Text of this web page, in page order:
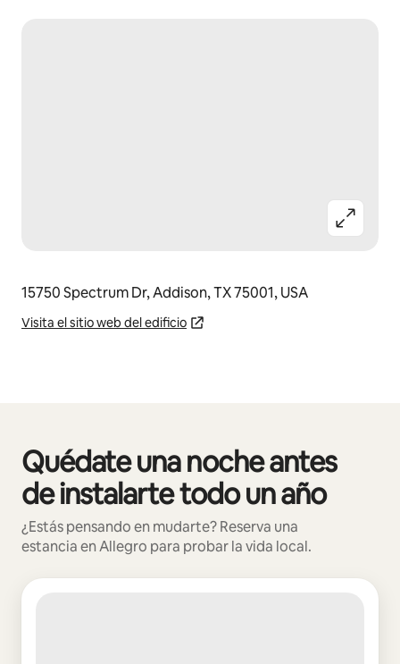
15750 Spectrum Dr, Addison, TX 75001, USA
Visita el sitio web del edificio
Quédate una noche antes
de instalarte todo un año
¿Estás pensando en mudarte? Reserva una
estancia en Allegro para probar la vida local.
Mostrando 0 de 0 elementos